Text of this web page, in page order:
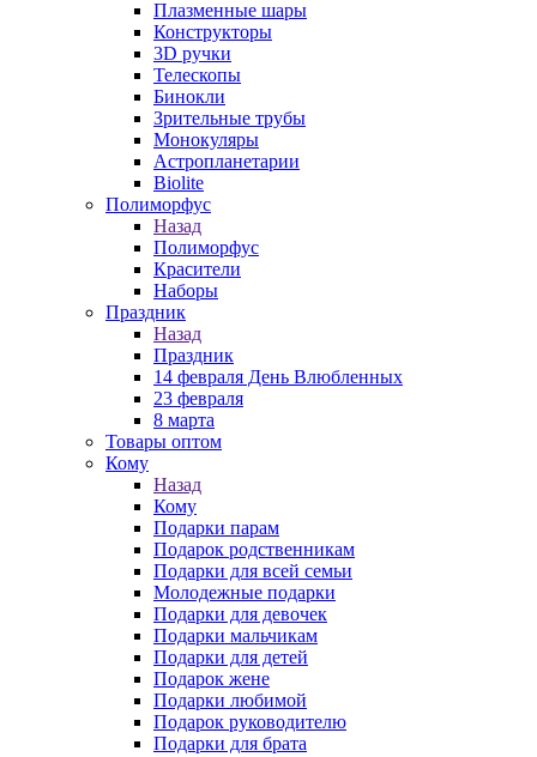
Плазменные шары
Конструкторы
3D ручки
Телескопы
Бинокли
Зрительные трубы
Монокуляры
Астропланетарии
Biolite
Полиморфус
Назад
Полиморфус
Красители
Наборы
Праздник
Назад
Праздник
14 февраля День Влюбленных
23 февраля
8 марта
Товары оптом
Кому
Назад
Кому
Подарки парам
Подарок родственникам
Подарки для всей семьи
Молодежные подарки
Подарки для девочек
Подарки мальчикам
Подарки для детей
Подарок жене
Подарки любимой
Подарок руководителю
Подарки для брата